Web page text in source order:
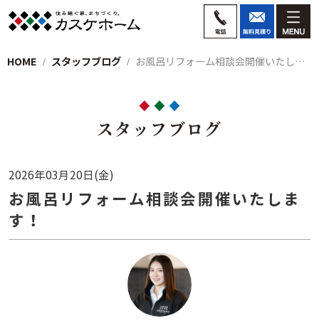
HOME スタッフブログ お風呂リフォーム相談会開催いたします！
スタッフブログ
2026年03月20日(金)
お風呂リフォーム相談会開催いたしま
す！